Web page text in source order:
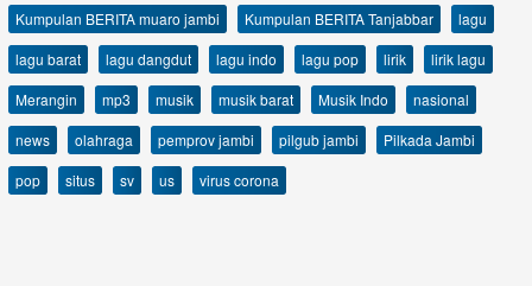
Kumpulan BERITA muaro jambi
Kumpulan BERITA Tanjabbar
lagu
lagu barat
lagu dangdut lagu indo lagu pop lirik
lirik lagu
Merangin
mp3 musik musik barat Musik Indo
nasional
news
olahraga pemprov jambi pilgub jambi
Pilkada Jambi
pop
situs sv us virus corona